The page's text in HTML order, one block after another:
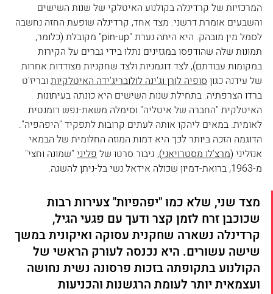
המרכזיות של קרדינלה בקולנוע האיטלקי של שנות השישים
והשבעים אומרת דרשני. מצד אחד, קרדינלה שופעת החזה נחשבה
לסמל מין מובהק. היא היתה נערת "pin-up" מקובלת (כלומר,
תמונות שלה שהודפסו במגזינים נתלו בידי גברים על הקירות
במקומות עבודתם), לצד דוגמניות ולצד שחקניות מצודדות אחרות
של עידנה כגון סופיה לורן וג'ינה לולובריג'ידה האיטלקיות ובריז'ט
ברדו הצרפתיה. בתחילת שנות השישים היא כונתה בעיתונות
האיטלקית "החברה של איטליה" וסימלה משאת-נפש רומנטית
לאומית. במאים ליהקו אותה לעתים קרובות לתפקיד "היפהפיה".
הדוגמה הזכה ביותר לכך היא דמות המוזה החלומית של הבמאי
אנזליני (מרצ'לו מסטרויאני), גיבור סרטו של פליני "שמונה וחצי"
מ-1963, ברואת-דמיון שכולה אידאל נשי בל-ניתן להשגה.
מצד שני, שלא כמו "יפהפיות" צעירות רבות
שכוכבן זרח לזמן קצר ודעך עם פגעי הגיל,
קרדינלה נשארה שחקנית עסוקה ואיקונית במשך
שישה עשורים. היא נכנסה לעורק הראשי של
הקולנוע בתקופתה בזכות פרסונה נשית נחושה
ועצמאית יותר לעומת הרגשנות והכניעות